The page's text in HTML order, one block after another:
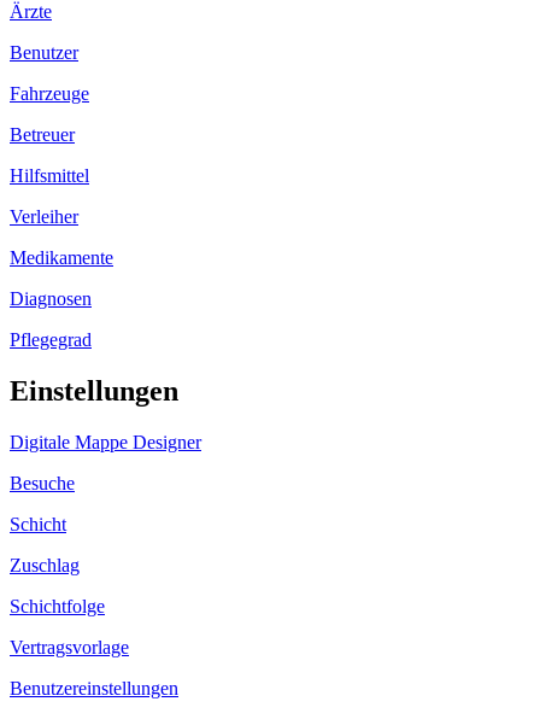
Ärzte
Benutzer
Fahrzeuge
Betreuer
Hilfsmittel
Verleiher
Medikamente
Diagnosen
Pflegegrad
Einstellungen
Digitale Mappe Designer
Besuche
Schicht
Zuschlag
Schichtfolge
Vertragsvorlage
Benutzereinstellungen